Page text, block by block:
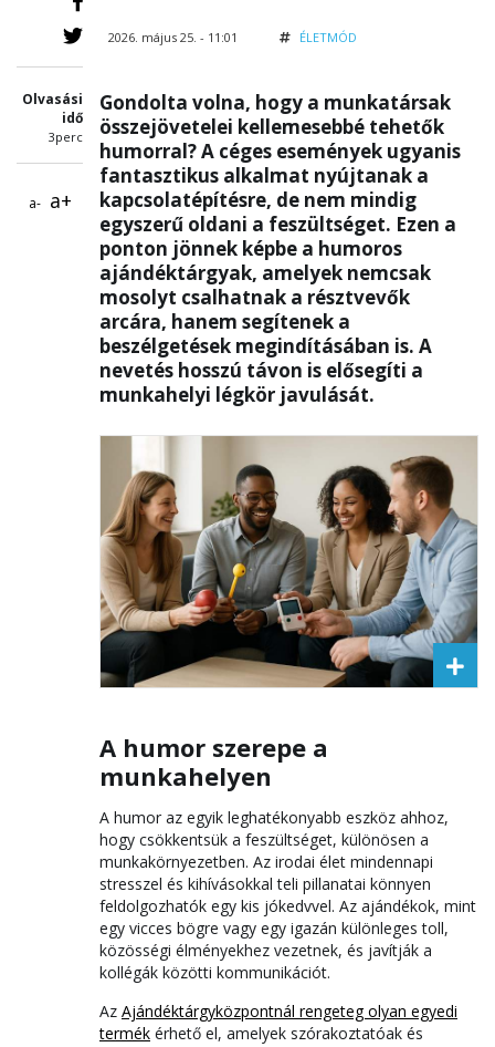
Olvasási
idő
3perc
a- a+
2026. május 25. - 11:01 ÉLETMÓD
Gondolta volna, hogy a munkatársak
összejövetelei kellemesebbé tehetők
humorral? A céges események ugyanis
fantasztikus alkalmat nyújtanak a
kapcsolatépítésre, de nem mindig
egyszerű oldani a feszültséget. Ezen a
ponton jönnek képbe a humoros
ajándéktárgyak, amelyek nemcsak
mosolyt csalhatnak a résztvevők
arcára, hanem segítenek a
beszélgetések megindításában is. A
nevetés hosszú távon is elősegíti a
munkahelyi légkör javulását.
A humor szerepe a
munkahelyen
A humor az egyik leghatékonyabb eszköz ahhoz,
hogy csökkentsük a feszültséget, különösen a
munkakörnyezetben. Az irodai élet mindennapi
stresszel és kihívásokkal teli pillanatai könnyen
feldolgozhatók egy kis jókedvvel. Az ajándékok, mint
egy vicces bögre vagy egy igazán különleges toll,
közösségi élményekhez vezetnek, és javítják a
kollégák közötti kommunikációt.
Az Ajándéktárgyközpontnál rengeteg olyan egyedi
termék érhető el, amelyek szórakoztatóak és